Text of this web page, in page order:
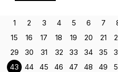
1 2 3 4 5 6 7
15
16 17 18 19 20 21
29
30 31 32 33 34 35
43
44 45 46 47 48 49